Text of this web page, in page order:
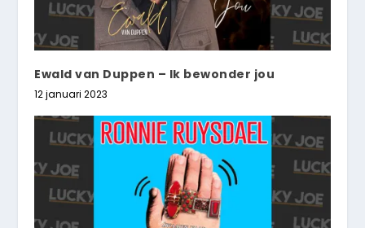
Ewald van Duppen – Ik bewonder jou
12 januari 2023